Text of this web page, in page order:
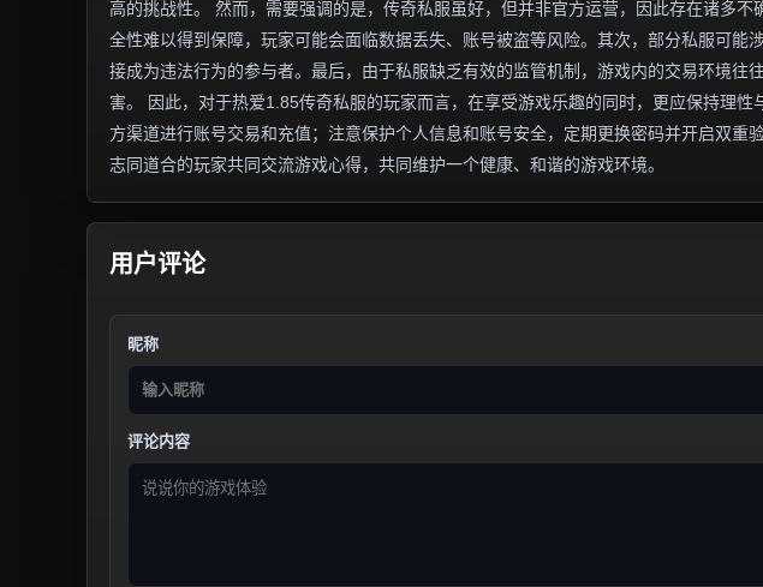
高的挑战性。 然而，需要强调的是，传奇私服虽好，但并非官方运营，因此存在诸多
全性难以得到保障，玩家可能会面临数据丢失、账号被盗等风险。其次，部分私服可能
接成为违法行为的参与者。最后，由于私服缺乏有效的监管机制，游戏内的交易环境往
害。 因此，对于热爱1.85传奇私服的玩家而言，在享受游戏乐趣的同时，更应保持理
方渠道进行账号交易和充值；注意保护个人信息和账号安全，定期更换密码并开启双重
志同道合的玩家共同交流游戏心得，共同维护一个健康、和谐的游戏环境。
用户评论
昵称
评论内容